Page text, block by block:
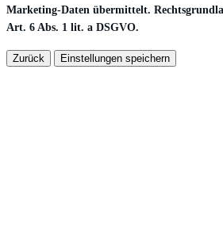
Marketing-Daten übermittelt.
Art. 6 Abs. 1 lit. a DSGVO.
Zurück Einstellungen speichern